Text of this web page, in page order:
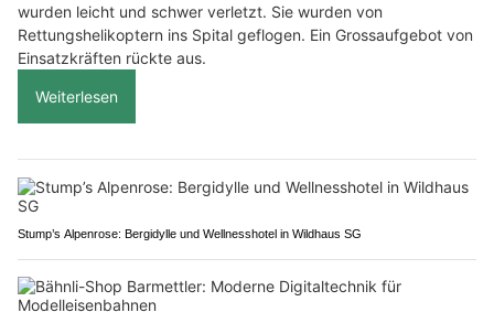
wurden leicht und schwer verletzt. Sie wurden von
Rettungshelikoptern ins Spital geflogen. Ein Grossaufgebot von
Einsatzkräften rückte aus.
Weiterlesen
Stump’s Alpenrose: Bergidylle und Wellnesshotel in Wildhaus SG